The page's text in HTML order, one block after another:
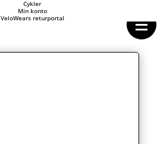
Cykler
Min konto
VeloWears returportal